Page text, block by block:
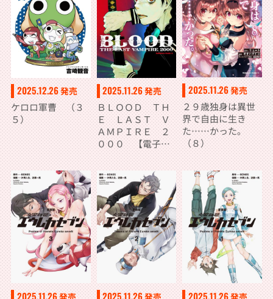
2025.12.26発売
ケロロ軍曹 （３
５）
2025.11.26発売
ＢＬＯＯＤ ＴＨ
Ｅ ＬＡＳＴ Ｖ
ＡＭＰＩＲＥ ２
０００ 【電子
2025.11.26発売
２９歳独身は異世
界で自由に生き
た……かった。
（８）
2025.11.26発売 2025.11.26発売 2025.11.26発売